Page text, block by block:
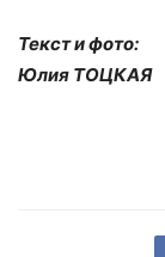
Текст и фото:
Юлия ТОЦКАЯ